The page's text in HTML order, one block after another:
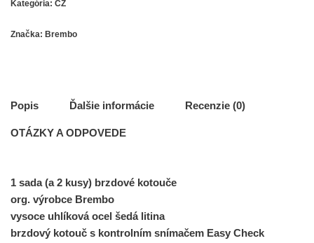
Kategória: CZ
Značka: Brembo
Popis Ďalšie informácie Recenzie (0)
OTÁZKY A ODPOVEDE
1 sada (a 2 kusy) brzdové kotouče
org. výrobce Brembo
vysoce uhlíková ocel šedá litina
brzdový kotouč s kontrolním snímačem Easy Check